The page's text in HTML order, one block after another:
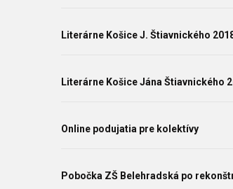
Literárne Košice J. Štiavnického
Literárne Košice Jána Štiavnického
Online podujatia pre kolektívy
Pobočka ZŠ Belehradská po